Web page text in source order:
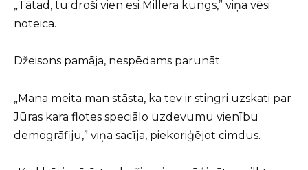
„Tātad, tu droši vien esi Millera kungs,” viņa vēsi
noteica.
Džeisons pamāja, nespēdams parunāt.
„Mana meita man stāsta, ka tev ir stingri uzskati par
Jūras kara flotes speciālo uzdevumu vienību
demogrāfiju,” viņa sacīja, piekoriģējot cimdus.